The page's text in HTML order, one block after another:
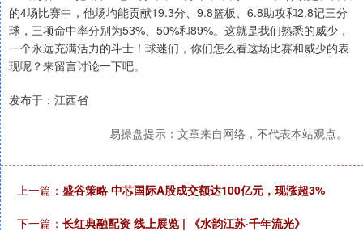
的4场比赛中，他场均能贡献19.3分、9.8篮板、6.8助攻和2.8记三分
球，三项命中率分别为53%、50%和89%。这就是我们熟悉的威少，
一个永远充满活力的斗士！球迷们，你们怎么看这场比赛和威少的表
现呢？来留言讨论一下吧。
发布于：江西省
易操盘提示：文章来自网络，不代表本站观点。
上一篇： 盛谷策略 中芯国际A股成交额达100亿元，现涨超3%
下一篇： 长红典融配资 线上展览 | 《水韵江苏·千年流光》